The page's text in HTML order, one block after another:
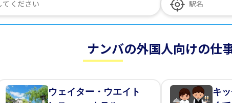
ナンバの外国人向けの仕
ウェイター・ウエイト
キ